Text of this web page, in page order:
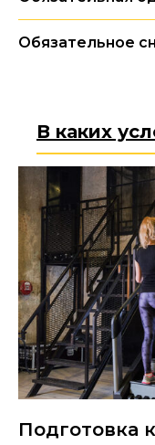
Обязательное
В каких
Подготовка